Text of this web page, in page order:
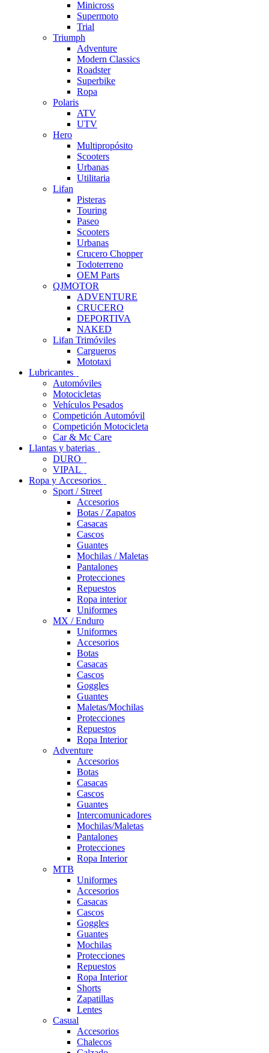
Minicross
Supermoto
Trial
Triumph
Adventure
Modern Classics
Roadster
Superbike
Ropa
Polaris
ATV
UTV
Hero
Multipropósito
Scooters
Urbanas
Utilitaria
Lifan
Pisteras
Touring
Paseo
Scooters
Urbanas
Crucero Chopper
Todoterreno
OEM Parts
QJMOTOR
ADVENTURE
CRUCERO
DEPORTIVA
NAKED
Lifan Trimóviles
Cargueros
Mototaxi
Lubricantes
Automóviles
Motocicletas
Vehículos Pesados
Competición Automóvil
Competición Motocicleta
Car & Mc Care
Llantas y baterias
DURO
VIPAL
Ropa y Accesorios
Sport / Street
Accesorios
Botas / Zapatos
Casacas
Cascos
Guantes
Mochilas / Maletas
Pantalones
Protecciones
Repuestos
Ropa interior
Uniformes
MX / Enduro
Uniformes
Accesorios
Botas
Casacas
Cascos
Goggles
Guantes
Maletas/Mochilas
Protecciones
Repuestos
Ropa Interior
Adventure
Accesorios
Botas
Casacas
Cascos
Guantes
Intercomunicadores
Mochilas/Maletas
Pantalones
Protecciones
Ropa Interior
MTB
Uniformes
Accesorios
Casacas
Cascos
Goggles
Guantes
Mochilas
Protecciones
Repuestos
Ropa Interior
Shorts
Zapatillas
Lentes
Casual
Accesorios
Chalecos